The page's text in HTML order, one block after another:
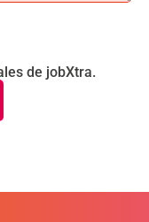
de jobXtra.